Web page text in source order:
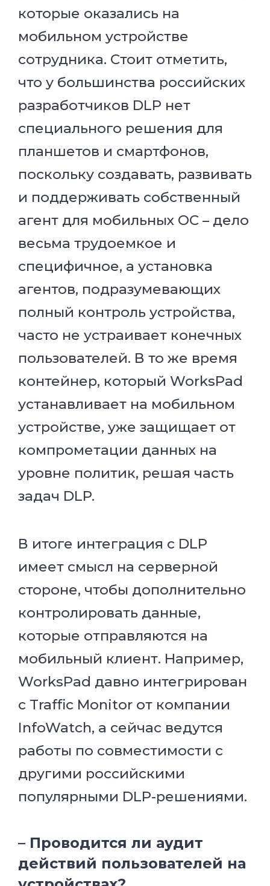
которые оказались на
мобильном устройстве
сотрудника. Стоит отметить,
что у большинства российских
разработчиков DLP нет
специального решения для
планшетов и смартфонов,
поскольку создавать, развивать
и поддерживать собственный
агент для мобильных ОС – дело
весьма трудоемкое и
специфичное, а установка
агентов, подразумевающих
полный контроль устройства,
часто не устраивает конечных
пользователей. В то же время
контейнер, который WorksPad
устанавливает на мобильном
устройстве, уже защищает от
компрометации данных на
уровне политик, решая часть
задач DLP.
В итоге интеграция с DLP
имеет смысл на серверной
стороне, чтобы дополнительно
контролировать данные,
которые отправляются на
мобильный клиент. Например,
WorksPad давно интегрирован
с Traffic Monitor от компании
InfoWatch, а сейчас ведутся
работы по совместимости с
другими российскими
популярными DLP-решениями.
– Проводится ли аудит
действий пользователей на